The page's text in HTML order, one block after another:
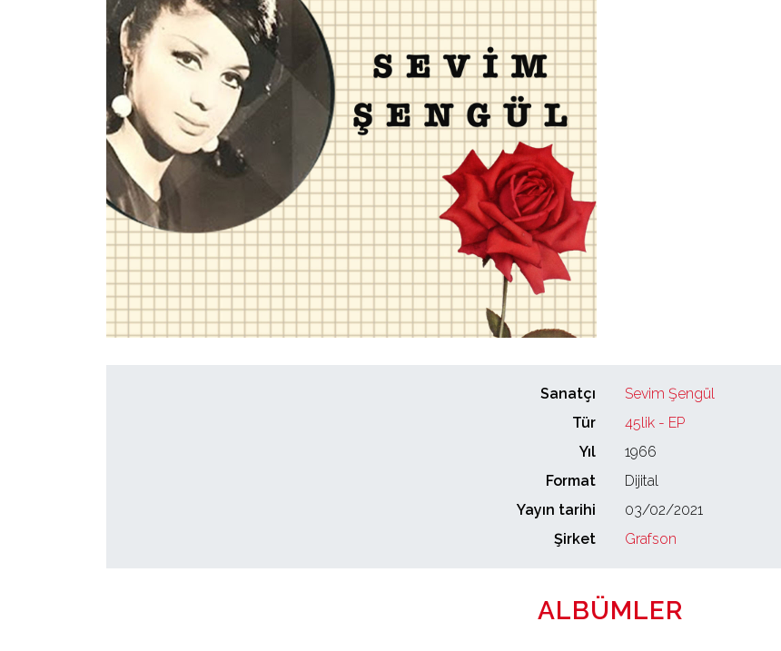
Sanatçı
Sevim Şengül
Tür
45lik - EP
Yıl
1966
Format
Dijital
Yayın tarihi
03/02/2021
Şirket
Grafson
ALBÜMLER